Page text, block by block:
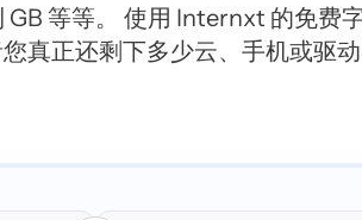
GB 等等。 使用 Internxt 的免费
真正还剩下多少云、手机或驱动